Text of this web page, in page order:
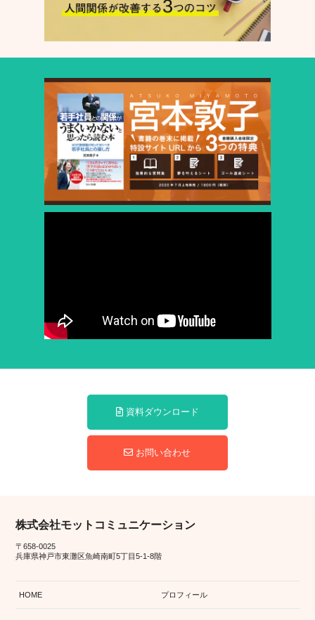
資料ダウンロード
お問い合わせ
株式会社モットコミュニケーション
〒658-0025
兵庫県神戸市東灘区魚崎南町5丁目5-1-8階
HOME プロフィール